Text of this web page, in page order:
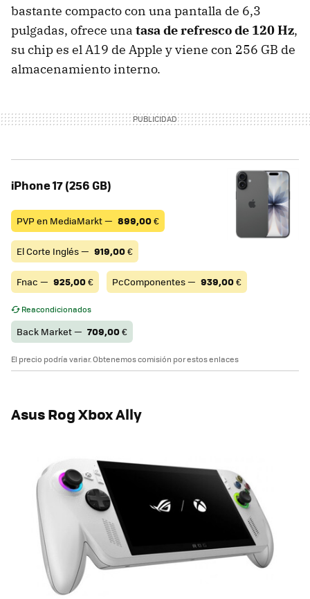
bastante compacto con una pantalla de 6,3
pulgadas, ofrece una tasa de refresco de 120 Hz,
su chip es el A19 de Apple y viene con 256 GB de
almacenamiento interno.
iPhone 17 (256 GB)
PVP en MediaMarkt — 899,00€
El Corte Inglés — 919,00€
Fnac — 925,00€ PcComponentes — 939,00€
Reacondicionados
Back Market — 709,00€
El precio podría variar. Obtenemos comisión por estos enlaces
Asus Rog Xbox Ally